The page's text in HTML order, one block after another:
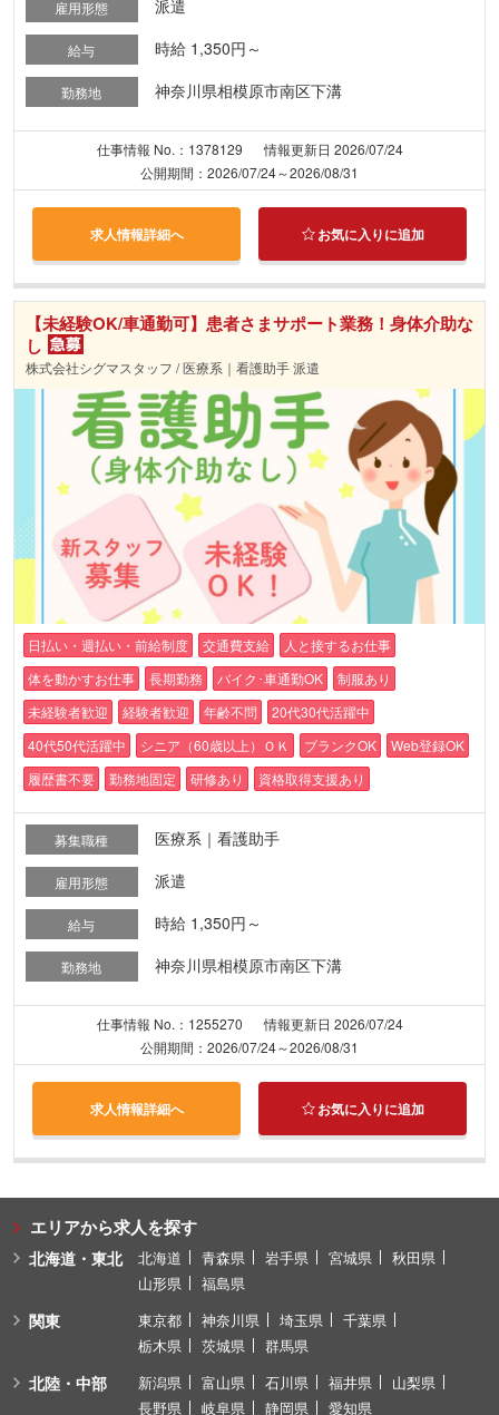
雇用形態 派遣
給与 時給 1,350円～
勤務地 神奈川県相模原市南区下溝
仕事情報 No.：1378129
情報更新日 2026/07/24
公開期間：2026/07/24～2026/08/31
求人情報詳細へ お気に入りに追加
【未経験OK/車通勤可】患者さまサポート業務！身体介助な
し
株式会社シグマスタッフ / 医療系｜看護助手 派遣
日払い・週払い・前給制度 交通費支給
人と接するお仕事
体を動かすお仕事
長期勤務 バイク･車通勤OK
制服あり
未経験者歓迎
経験者歓迎 年齢不問
20代30代活躍中
40代50代活躍中
シニア（60歳以上）ＯＫ ブランクOK
Web登録OK
履歴書不要
勤務地固定 研修あり 資格取得支援あり
募集職種 医療系｜看護助手
雇用形態 派遣
給与 時給 1,350円～
勤務地 神奈川県相模原市南区下溝
仕事情報 No.：1255270
情報更新日 2026/07/24
公開期間：2026/07/24～2026/08/31
求人情報詳細へ お気に入りに追加
エリアから求人を探す
北海道・東北 北海道 青森県 岩手県 宮城県
秋田県
山形県
福島県
関東 東京都 神奈川県 埼玉県
千葉県
栃木県
茨城県 群馬県
北陸・中部 新潟県 富山県 石川県 福井県
山梨県
長野県
岐阜県 静岡県 愛知県